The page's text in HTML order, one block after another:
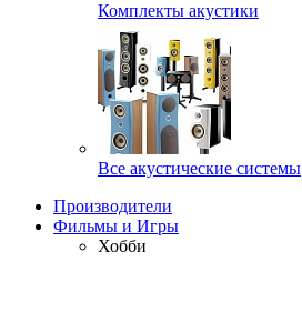
Комплекты акустики
Все акустические системы
Производители
Фильмы и Игры
Хобби